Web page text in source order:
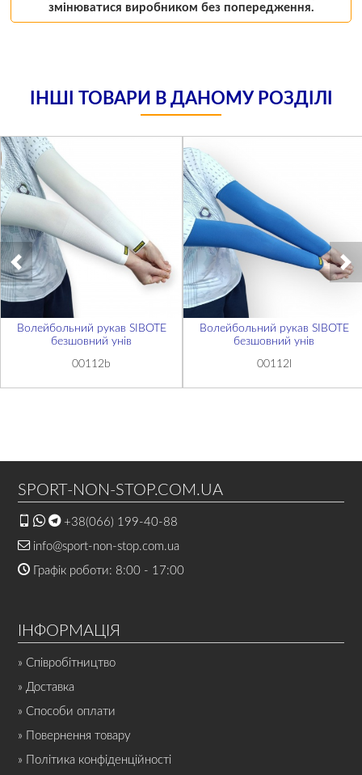
змінюватися виробником без попередження.
ІНШІ ТОВАРИ В ДАНОМУ РОЗДІЛІ
Волейбольний рукав SIBOTE
безшовний унів
00112b
Волейбольний рукав SIBOTE
безшовний унів
00112l
SPORT-NON-STOP.COM.UA
+38(066) 199-40-88
info@sport-non-stop.com.ua
Графік роботи: 8:00 - 17:00
ІНФОРМАЦІЯ
» Співробітництво
» Доставка
» Способи оплати
» Повернення товару
» Політика конфіденційності